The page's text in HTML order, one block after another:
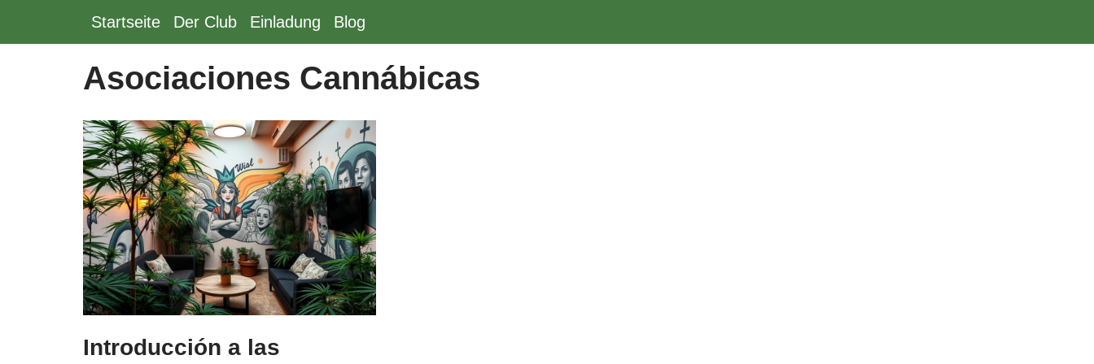
Zum
Startseite Der Club Einladung Blog
Asociaciones Cannábicas
Introducción a las